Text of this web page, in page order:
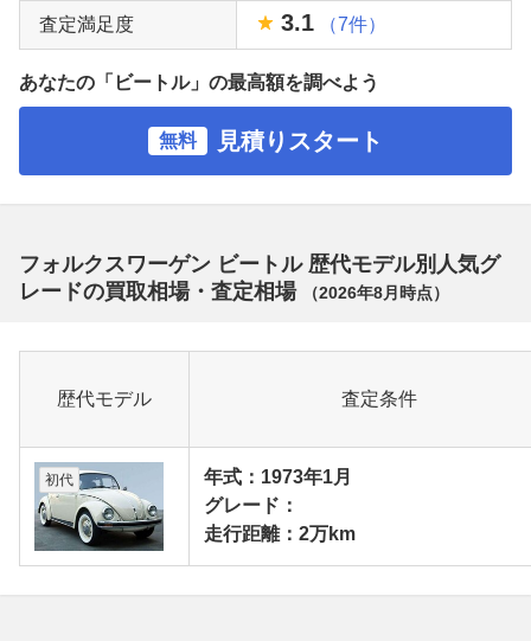
査定満足度 3.1 （7件）
あなたの「ビートル」の最高額を調べよう
無料 見積りスタート
フォルクスワーゲン ビートル 歴代モデル別人気グ
レードの買取相場・査定相場
（2026年8月 時点）
歴代モデル 査定条件
初代
年式：1973年1月
グレード：
走行距離：2万km